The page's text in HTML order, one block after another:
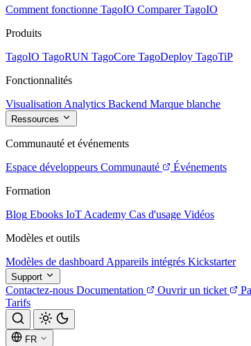
Comment fonctionne TagoIO Comparer TagoIO
Produits
TagoIO TagoRUN TagoCore TagoDeploy TagoTiP
Fonctionnalités
Visualisation Analytics Backend Marque blanche
Ressources
Communauté et événements
Espace développeurs Communauté
Événements
Formation
Blog Ebooks IoT Academy Cas d'usage Vidéos
Modèles et outils
Modèles de dashboard Appareils intégrés Kickstarter
Support
Contactez-nous Documentation Ouvrir un ticket
Tarifs
FR